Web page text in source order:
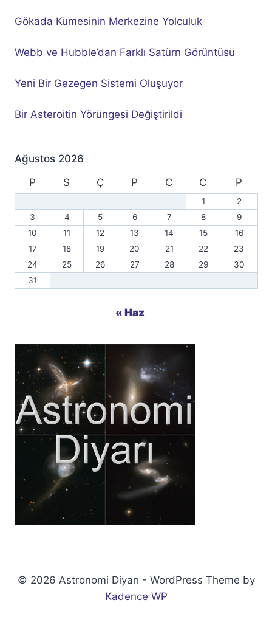
Gökada Kümesinin Merkezine Yolculuk
Webb ve Hubble’dan Farklı Satürn Görüntüsü
Yeni Bir Gezegen Sistemi Oluşuyor
Bir Asteroitin Yörüngesi Değiştirildi
Ağustos 2026
P
S Ç P C C P
1
2
3
4 5 6 7 8
9
10
11 12 13 14 15
16
17
18 19 20 21 22
23
24
25 26 27 28 29
30
31
« Haz
© 2026 Astronomi Diyarı - WordPress Theme by
Kadence WP